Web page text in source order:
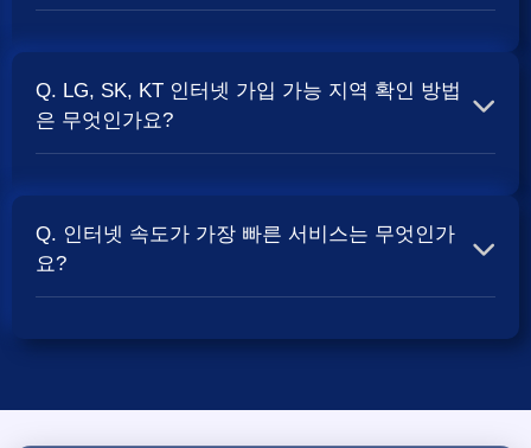
서 일정 금액이 할인됩니다. 할인 금액과 조건은 카드사 및
통신사 정책에 따라 다릅니다. 합리적인
Q. LG, SK, KT 인터넷 가입 가능 지역 확인 방법
은 무엇인가요?
스에서 주소를 입력하시면 가입 가능한 상품 및 속도를 확
인하실 수 있습니다. 설치 가능한 회선 종류(광랜, FTTH 등)
Q. 인터넷 속도가 가장 빠른 서비스는 무엇인가
요?